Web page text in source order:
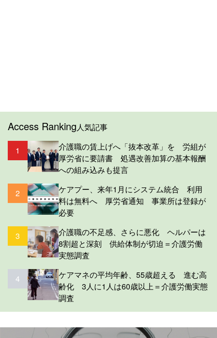
Access Ranking人気記事
1
介護職の賃上げへ「抜本改革」を 労組が
厚労省に要請書 処遇改善加算の基本報酬
への組み込みも提言
2
ケアプー、来年1月にシステム統合 利用
料は無料へ 厚労省通知 事業所は登録が
必要
3
介護職の不足感、さらに悪化 ヘルパーは
8割超と深刻 供給体制が切迫＝介護労働
実態調査
4
ケアマネの平均年齢、55歳超える 進む高
齢化 3人に1人は60歳以上＝介護労働実態
調査